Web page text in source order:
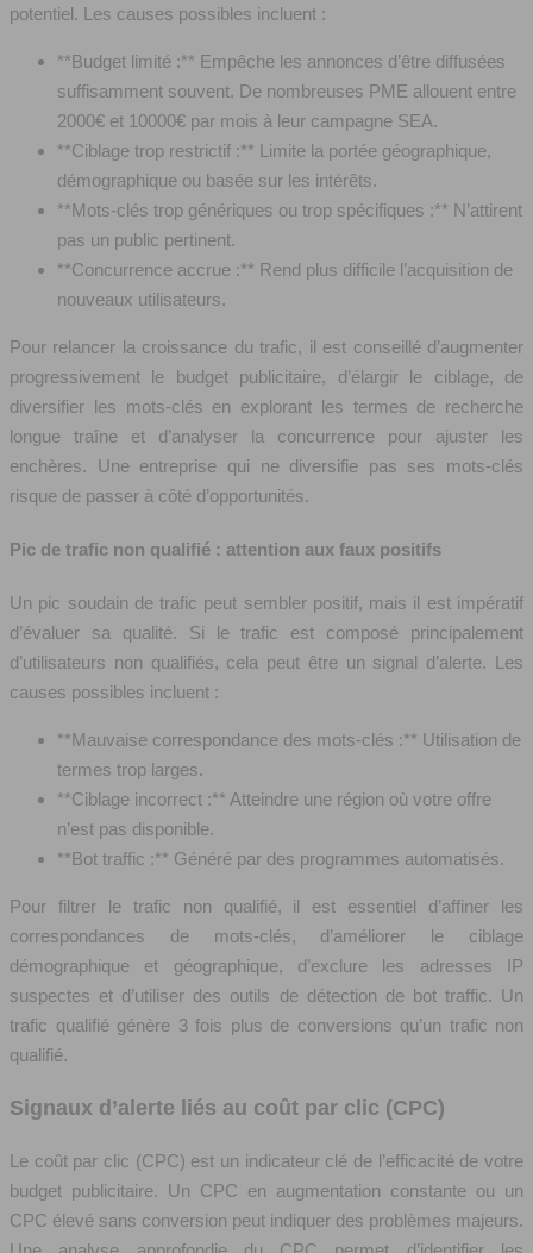
potentiel. Les causes possibles incluent :
**Budget limité :** Empêche les annonces d’être diffusées
suffisamment souvent. De nombreuses PME allouent entre
2000€ et 10000€ par mois à leur campagne SEA.
**Ciblage trop restrictif :** Limite la portée géographique,
démographique ou basée sur les intérêts.
**Mots-clés trop génériques ou trop spécifiques :** N’attirent
pas un public pertinent.
**Concurrence accrue :** Rend plus difficile l’acquisition de
nouveaux utilisateurs.
Pour relancer la croissance du trafic, il est conseillé d’augmenter
progressivement le budget publicitaire, d’élargir le ciblage, de
diversifier les mots-clés en explorant les termes de recherche
longue traîne et d’analyser la concurrence pour ajuster les
enchères. Une entreprise qui ne diversifie pas ses mots-clés
risque de passer à côté d’opportunités.
Pic de trafic non qualifié : attention aux faux positifs
Un pic soudain de trafic peut sembler positif, mais il est impératif
d’évaluer sa qualité. Si le trafic est composé principalement
d’utilisateurs non qualifiés, cela peut être un signal d’alerte. Les
causes possibles incluent :
**Mauvaise correspondance des mots-clés :** Utilisation de
termes trop larges.
**Ciblage incorrect :** Atteindre une région où votre offre
n’est pas disponible.
**Bot traffic :** Généré par des programmes automatisés.
Pour filtrer le trafic non qualifié, il est essentiel d’affiner les
correspondances de mots-clés, d’améliorer le ciblage
démographique et géographique, d’exclure les adresses IP
suspectes et d’utiliser des outils de détection de bot traffic. Un
trafic qualifié génère 3 fois plus de conversions qu’un trafic non
qualifié.
Signaux d’alerte liés au coût par clic (CPC)
Le coût par clic (CPC) est un indicateur clé de l’efficacité de votre
budget publicitaire. Un CPC en augmentation constante ou un
CPC élevé sans conversion peut indiquer des problèmes majeurs.